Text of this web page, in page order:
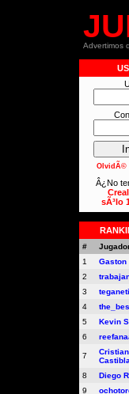
Advertimos
OlvidÃ©
Â¿No
sÃ³lo
#
1
Gaston
2
3
4
5
Kevin
6
7
Cristian
8 Diego
9